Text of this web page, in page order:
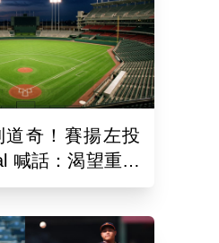
道奇！賽揚左投
喊話：渴望重返